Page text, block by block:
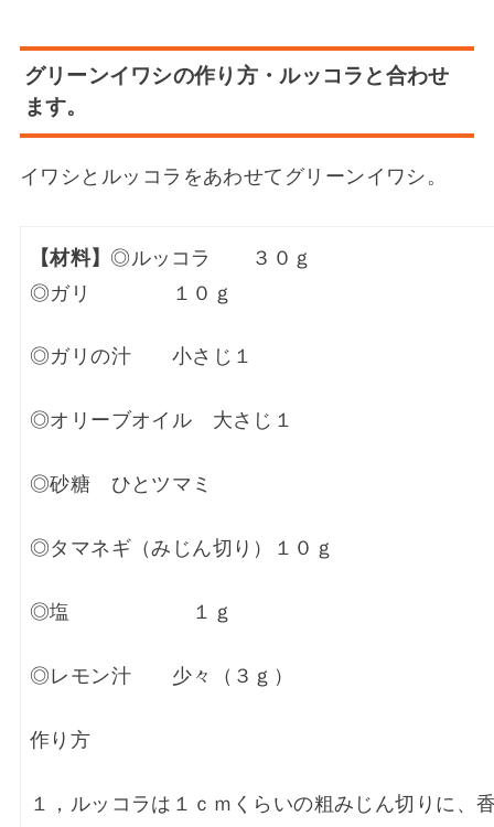
グリーンイワシの作り方・ルッコラと合わせ
ます。
イワシとルッコラをあわせてグリーンイワシ。
【材料】 ◎ルッコラ ３０ｇ
◎ガリ １０ｇ
◎ガリの汁 小さじ１
◎オリーブオイル 大さじ１
◎砂糖 ひとツマミ
◎タマネギ（みじん切り）１０ｇ
◎塩 １ｇ
◎レモン汁 少々（３ｇ）
作り方
１， ルッコラは１ｃｍくらいの粗みじん切りに、